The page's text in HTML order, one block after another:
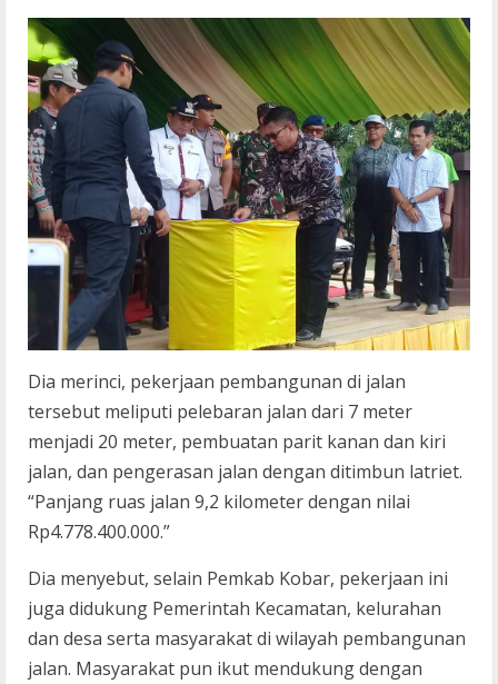
Dia merinci, pekerjaan pembangunan di jalan
tersebut meliputi pelebaran jalan dari 7 meter
menjadi 20 meter, pembuatan parit kanan dan kiri
jalan, dan pengerasan jalan dengan ditimbun latriet.
“Panjang ruas jalan 9,2 kilometer dengan nilai
Rp4.778.400.000.”
Dia menyebut, selain Pemkab Kobar, pekerjaan ini
juga didukung Pemerintah Kecamatan, kelurahan
dan desa serta masyarakat di wilayah pembangunan
jalan. Masyarakat pun ikut mendukung dengan